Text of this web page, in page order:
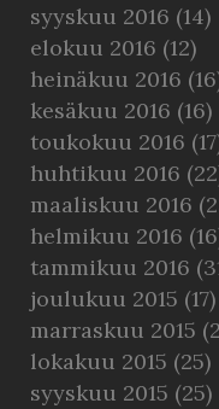
syyskuu 2016 (14)
elokuu 2016 (12)
heinäkuu 2016
kesäkuu 2016 (16)
toukokuu 2016
huhtikuu 2016
maaliskuu 2016
helmikuu 2016
tammikuu 2016
joulukuu 2015 (17)
marraskuu 2015
lokakuu 2015 (25)
syyskuu 2015 (25)